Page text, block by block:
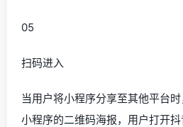
05
扫码进入
当用户将小程序分享至其他平台
小程序的二维码海报，用户打开